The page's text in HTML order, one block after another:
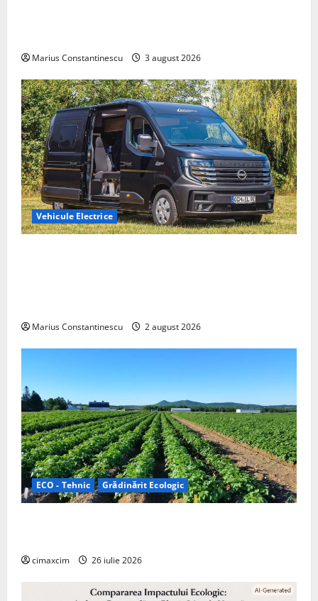
Marius Constantinescu 3 august 2026
Vehicule Electrice
Marius Constantinescu 2 august 2026
ECO - Tehnic Grădinărit Ecologic
cimaxcim 26 iulie 2026